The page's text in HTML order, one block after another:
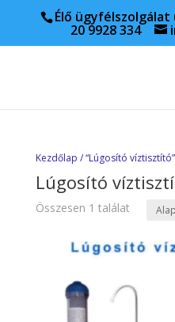
Élő ügyfélszolgálat
20 9928 334
Kezdőlap / “Lúgosító
Lúgosító
Összesen 1 találat